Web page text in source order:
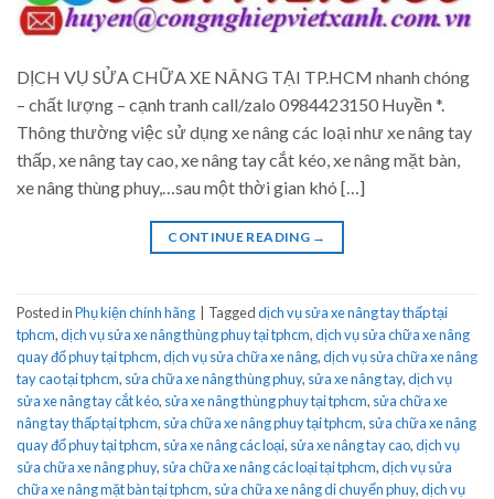
DỊCH VỤ SỬA CHỮA XE NÂNG TẠI TP.HCM nhanh chóng
– chất lượng – cạnh tranh call/zalo 0984423150 Huyền *.
Thông thường việc sử dụng xe nâng các loại như xe nâng tay
thấp, xe nâng tay cao, xe nâng tay cắt kéo, xe nâng mặt bàn,
xe nâng thùng phuy,…sau một thời gian khó […]
CONTINUE READING →
Posted inPhụ kiện chính hãng Taggeddịch vụ sửa xe nâng tay thấp tại
tphcm,dịch vụ sửa xe nâng thùng phuy tại tphcm,dịch vụ sửa chữa xe nâng
quay đổ phuy tại tphcm,dịch vụ sửa chữa xe nâng,dịch vụ sửa chữa xe nâng
tay cao tại tphcm, sửa chữa xe nâng thùng phuy, sửa xe nâng tay,dịch vụ
sửa xe nâng tay cắt kéo, sửa xe nâng thùng phuy tại tphcm, sửa chữa xe
nâng tay thấp tại tphcm, sửa chữa xe nâng phuy tại tphcm, sửa chữa xe nâng
quay đổ phuy tại tphcm, sửa xe nâng các loại, sửa xe nâng tay cao,dịch vụ
sửa chữa xe nâng phuy, sửa chữa xe nâng các loại tại tphcm,dịch vụ sửa
chữa xe nâng mặt bàn tại tphcm, sửa chữa xe nâng di chuyển phuy,dịch vụ